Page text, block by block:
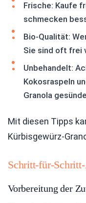
Frische: Kaufe
schmecken
Bio-Qualität:
Sie sind oft frei
Unbehandelt:
Kokosraspeln
Granola
Mit diesen Tipps
Kürbisgewürz-
Schritt-für-
Vorbereitung der